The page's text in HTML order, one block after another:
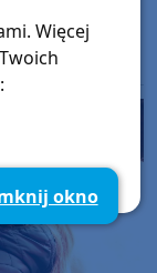
przez
Więcej
okno